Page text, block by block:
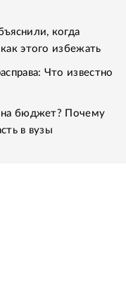
когда
этого избежать
Что известно
на бюджет? Почему
в вузы